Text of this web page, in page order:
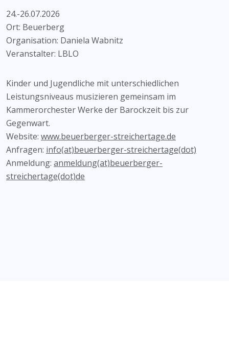
24.-26.07.2026
Ort: Beuerberg
Organisation: Daniela Wabnitz
Veranstalter: LBLO
Kinder und Jugendliche mit unterschiedlichen
Leistungsniveaus musizieren gemeinsam im
Kammerorchester Werke der Barockzeit bis zur
Gegenwart.
Website: www.beuerberger-streichertage.de
Anfragen: info(at)beuerberger-streichertage(dot)
Anmeldung: anmeldung(at)beuerberger-
streichertage(dot)de